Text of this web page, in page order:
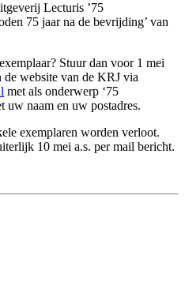
Lecturis ’75
75 jaar na de bevrijding’ van
Stuur dan voor 1 mei
de website van de KRJ via
met als onderwerp ‘75
uw naam en uw postadres.
exemplaren worden verloot.
10 mei a.s. per mail bericht.